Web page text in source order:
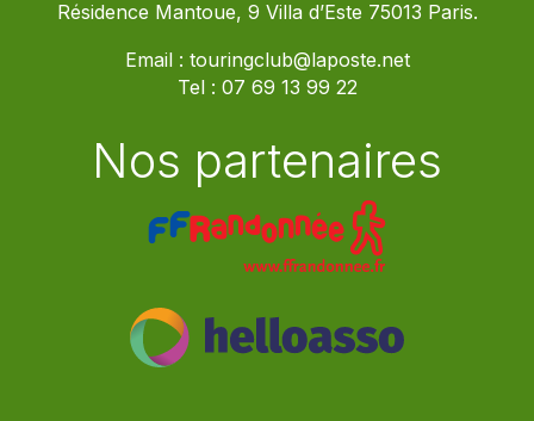
Résidence Mantoue, 9 Villa d’Este 75013 Paris.
Email : touringclub@laposte.net
Tel : 07 69 13 99 22
Nos partenaires